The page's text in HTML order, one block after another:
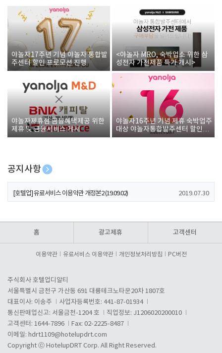
야놀자17주년 기념 야놀자 통합발
주센터 할인 프로모션 진행
<야놀자 MRO, 숙박업소 위한 삼
성전자 가전제품 특가 개시>
야놀자제휴점 금융혜택제공 위한
제휴 및 금융서비스 게시
야놀자16주년 기념 제휴 숙박업주
대상 야놀자통합발주센터 할인쿠
폰 증정
공지사항
[호텔업] 개인정보 처리방침 개정본1 (19.09.02)
[호텔업] 유료서비스 이용약관 개정본2 (19.09.02) 2019.07.30
홈 광고제휴 고객센터
이용약관 유료서비스 이용약관 개인정보처리방침 PC버전
주식회사 호텔업디알티
서울특별시 금천구 가산동 691 대륭테크노타운20차 1807호
대표이사: 이송주
사업자등록번호: 441-87-01934
통신판매업신고: 서울금천-1204 호
직업정보: J1206020200010
고객센터: 1644-7896
Fax: 02-2225-8487
이메일: hdrt1109@hotelupdrt.com
Copyright ⓒ HotelupDRT Corp. All Right Reserved.